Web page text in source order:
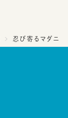
忍び寄るマダニ